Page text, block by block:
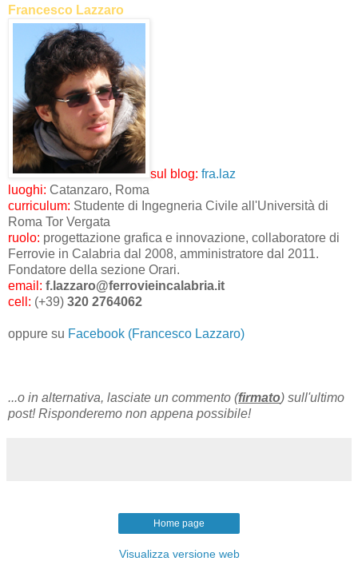
Francesco Lazzaro
sul blog: fra.laz
luoghi: Catanzaro, Roma
curriculum: Studente di Ingegneria Civile all'Università di
Roma Tor Vergata
ruolo: progettazione grafica e innovazione, collaboratore di
Ferrovie in Calabria dal 2008, amministratore dal 2011.
Fondatore della sezione Orari.
email: f.lazzaro@ferrovieincalabria.it
cell: (+39) 320 2764062
oppure su Facebook (Francesco Lazzaro)
...o in alternativa, lasciate un commento (firmato) sull'ultimo
post! Risponderemo non appena possibile!
Home page
Visualizza versione web